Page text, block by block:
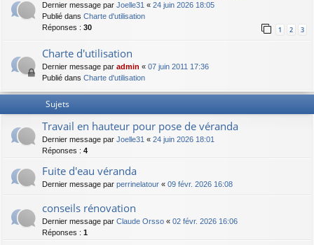
Dernier message par Joelle31 « 24 juin 2026 18:05
Publié dans Charte d'utilisation
Réponses : 30 1 2 3
Charte d'utilisation
Dernier message par admin « 07 juin 2011 17:36
Publié dans Charte d'utilisation
Sujets
Travail en hauteur pour pose de véranda
Dernier message par Joelle31 « 24 juin 2026 18:01
Réponses : 4
Fuite d'eau véranda
Dernier message par perrinelatour « 09 févr. 2026 16:08
conseils rénovation
Dernier message par Claude Orsso « 02 févr. 2026 16:06
Réponses : 1